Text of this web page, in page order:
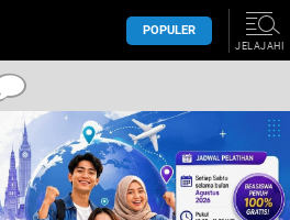
POPULER
JELAJAHI